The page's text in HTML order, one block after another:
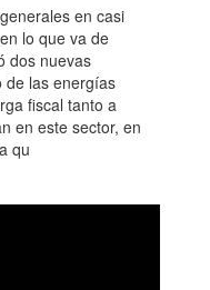
en casi
lo que va de
dos nuevas
de las energías
fiscal tanto a
en este sector, en
qu